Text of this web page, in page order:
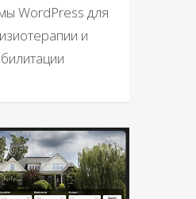
WordPress для
и